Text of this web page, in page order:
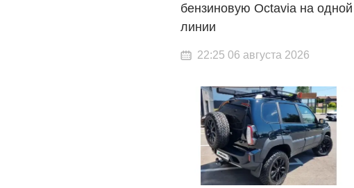
бензиновую Octavia на одной
линии
22:25 06 августа 2026